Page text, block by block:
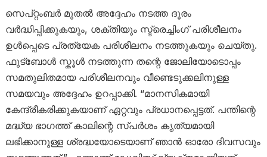
സെപ്റ്റംബർ മുതൽ അദ്ദേഹം നടത്ത ദൂരം
വർദ്ധിപ്പിക്കുകയും, ശക്തിയും സ്ട്രെച്ചിംഗ് പരിശീലനം
ഉൾപ്പെടെ പ്രത്യേക പരിശീലനം നടത്തുകയും ചെയ്തു.
ഫുട്ബോൾ സ്കൂൾ നടത്തുന്ന തന്റെ ജോലിയോടൊപ്പം
സമതുലിതമായ പരിശീലനവും വീണ്ടെടുക്കലിനുള്ള
സമയവും അദ്ദേഹം ഉറപ്പാക്കി. “മാനസികമായി
കേന്ദ്രീകരിക്കുകയാണ് ഏറ്റവും പ്രധാനപ്പെട്ടത്. പന്തിന്റെ
മദ്ധ്യ ഭാഗത്ത് കാലിന്റെ സ്പർശം കൃത്യമായി
ലഭിക്കാനുള്ള ശ്രദ്ധയോടെയാണ് ഞാൻ ഓരോ ദിവസവും